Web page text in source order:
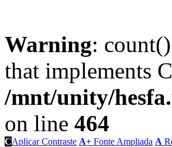
Warning:
that implements
/mnt/unity/
on line 464
CAplicar Contraste A+ Fonte Ampliada A